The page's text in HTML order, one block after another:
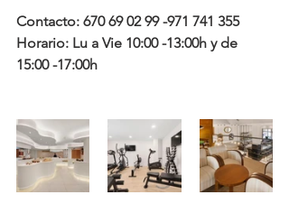
Contacto: 670 69 02 99 -971 741 355
Horario: Lu a Vie 10:00 -13:00h y de
15:00 -17:00h